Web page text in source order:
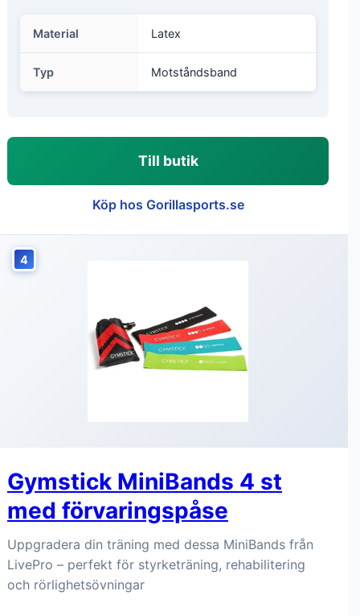
Material Latex
Typ Motståndsband
Till butik
Köp hos Gorillasports.se
4
Gymstick MiniBands 4 st
med förvaringspåse
Uppgradera din träning med dessa MiniBands från
LivePro – perfekt för styrketräning, rehabilitering
och rörlighetsövningar